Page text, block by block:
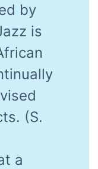
by
is
(S.
a